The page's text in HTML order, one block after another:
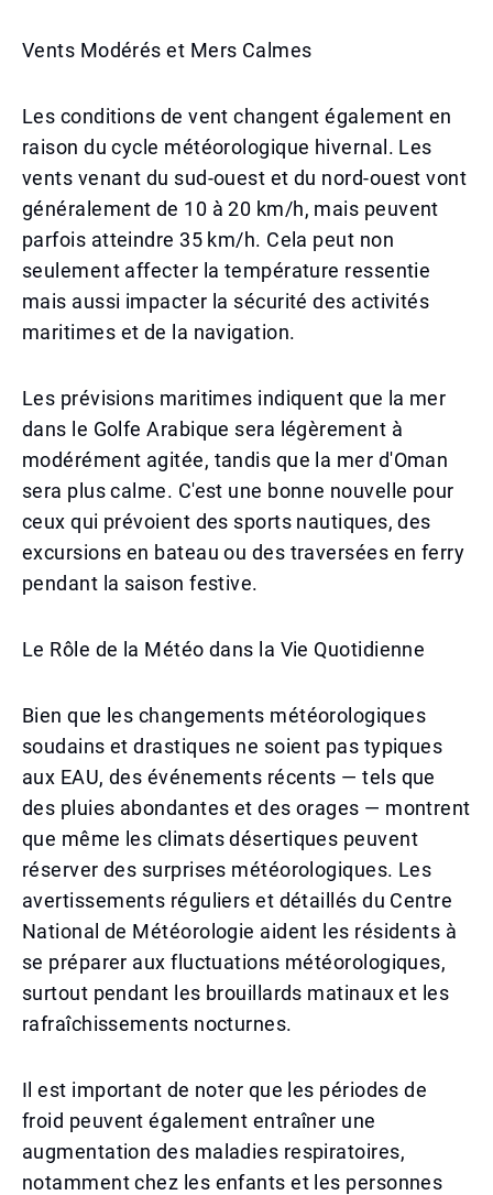
Vents Modérés et Mers Calmes
Les conditions de vent changent également en
raison du cycle météorologique hivernal. Les
vents venant du sud-ouest et du nord-ouest vont
généralement de 10 à 20 km/h, mais peuvent
parfois atteindre 35 km/h. Cela peut non
seulement affecter la température ressentie
mais aussi impacter la sécurité des activités
maritimes et de la navigation.
Les prévisions maritimes indiquent que la mer
dans le Golfe Arabique sera légèrement à
modérément agitée, tandis que la mer d'Oman
sera plus calme. C'est une bonne nouvelle pour
ceux qui prévoient des sports nautiques, des
excursions en bateau ou des traversées en ferry
pendant la saison festive.
Le Rôle de la Météo dans la Vie Quotidienne
Bien que les changements météorologiques
soudains et drastiques ne soient pas typiques
aux EAU, des événements récents — tels que
des pluies abondantes et des orages — montrent
que même les climats désertiques peuvent
réserver des surprises météorologiques. Les
avertissements réguliers et détaillés du Centre
National de Météorologie aident les résidents à
se préparer aux fluctuations météorologiques,
surtout pendant les brouillards matinaux et les
rafraîchissements nocturnes.
Il est important de noter que les périodes de
froid peuvent également entraîner une
augmentation des maladies respiratoires,
notamment chez les enfants et les personnes